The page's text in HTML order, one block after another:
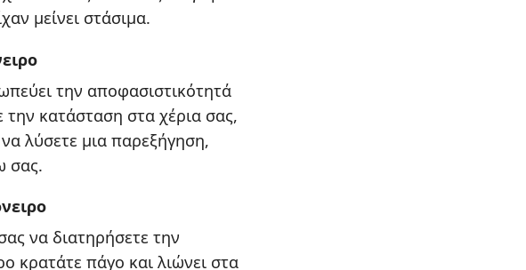
μείνει στάσιμα.
την αποφασιστικότητά
την κατάσταση στα χέρια σας,
λύσετε μια παρεξήγηση,
σας.
να διατηρήσετε την
κρατάτε πάγο και λιώνει στα